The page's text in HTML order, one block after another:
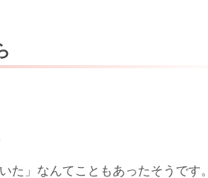
た」なんてこともあったそうです。